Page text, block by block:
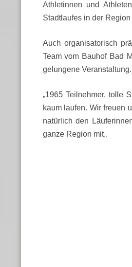
Athletinnen und
Stadtlaufes in der
Auch organisatorisch
Team vom Bauhof Bad
gelungene Veranstaltung.
„1965 Teilnehmer, tolle
kaum laufen. Wir freuen
natürlich den
ganze Region mit..